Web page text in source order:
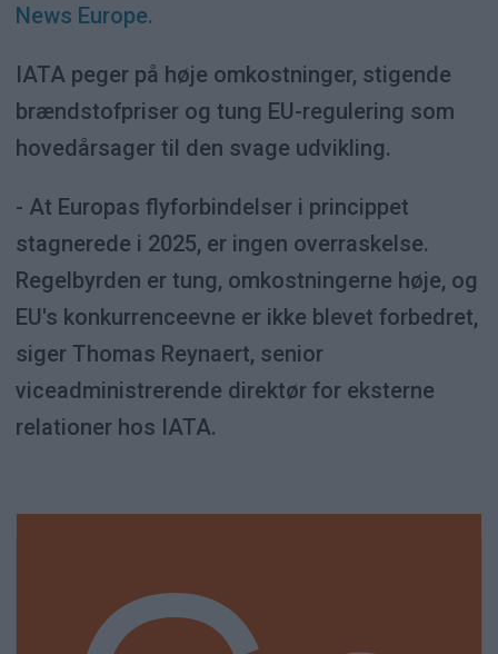
News Europe.
IATA peger på høje omkostninger, stigende
brændstofpriser og tung EU-regulering som
hovedårsager til den svage udvikling.
- At Europas flyforbindelser i princippet
stagnerede i 2025, er ingen overraskelse.
Regelbyrden er tung, omkostningerne høje, og
EU's konkurrenceevne er ikke blevet forbedret,
siger Thomas Reynaert, senior
viceadministrerende direktør for eksterne
relationer hos IATA.